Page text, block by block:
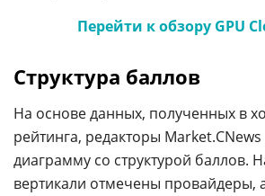
Перейти к обзору GPU
Структура баллов
На основе данных, полученных в
рейтинга, редакторы
диаграмму со структурой баллов.
вертикали отмечены провайдеры,